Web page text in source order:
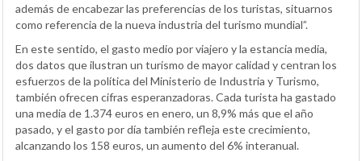
además de encabezar las preferencias de los turistas, situarnos
como referencia de la nueva industria del turismo mundial”.
En este sentido, el gasto medio por viajero y la estancia media,
dos datos que ilustran un turismo de mayor calidad y centran los
esfuerzos de la política del Ministerio de Industria y Turismo,
también ofrecen cifras esperanzadoras. Cada turista ha gastado
una media de 1.374 euros en enero, un 8,9% más que el año
pasado, y el gasto por día también refleja este crecimiento,
alcanzando los 158 euros, un aumento del 6% interanual.